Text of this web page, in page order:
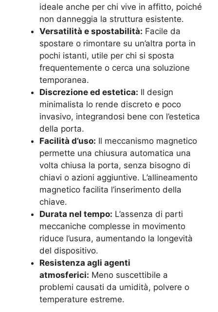
ideale anche per chi vive in affitto, poiché
non danneggia la struttura esistente.
Versatilità e spostabilità: Facile da
spostare o rimontare su un’altra porta in
pochi istanti, utile per chi si sposta
frequentemente o cerca una soluzione
temporanea.
Discrezione ed estetica: Il design
minimalista lo rende discreto e poco
invasivo, integrandosi bene con l’estetica
della porta.
Facilità d’uso: Il meccanismo magnetico
permette una chiusura automatica una
volta chiusa la porta, senza bisogno di
chiavi o azioni aggiuntive. L’allineamento
magnetico facilita l’inserimento della
chiave.
Durata nel tempo: L’assenza di parti
meccaniche complesse in movimento
riduce l’usura, aumentando la longevità
del dispositivo.
Resistenza agli agenti
atmosferici: Meno suscettibile a
problemi causati da umidità, polvere o
temperature estreme.